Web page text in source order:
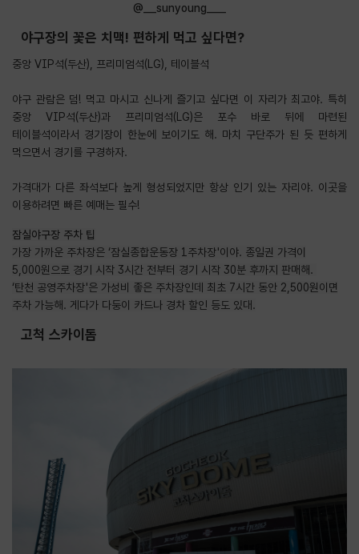
@__sunyoung___
야구장의 꽃은 치맥! 편하게 먹고 싶다면?
중앙 VIP석(두산), 프리미엄석(LG), 테이블석
야구 관람은 덤! 먹고 마시고 신나게 즐기고 싶다면 이 자리가 최고야. 특히
중앙 VIP석(두산)과 프리미엄석(LG)은 포수 바로 뒤에 마련된
테이블석이라서 경기장이 한눈에 보이기도 해. 마치 구단주가 된 듯 편하게
먹으면서 경기를 구경하자.
가격대가 다른 좌석보다 높게 형성되었지만 항상 인기 있는 자리야. 이곳을
이용하려면 빠른 예매는 필수!
잠실야구장 주차 팁
가장 가까운 주차장은 ‘잠실종합운동장 1주차장'이야. 종일권 가격이
5,000원으로 경기 시작 3시간 전부터 경기 시작 30분 후까지 판매해.
‘탄천 공영주차장'은 가성비 좋은 주차장인데 최초 7시간 동안 2,500원이면
주차 가능해. 게다가 다둥이 카드나 경차 할인 등도 있대.
고척 스카이돔